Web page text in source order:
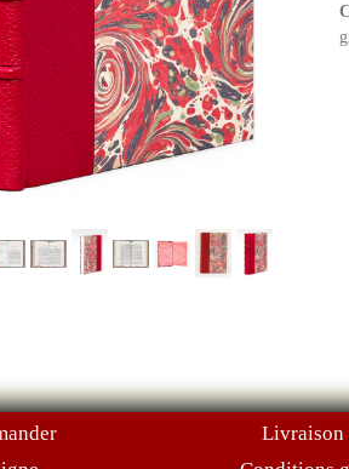
Livraison